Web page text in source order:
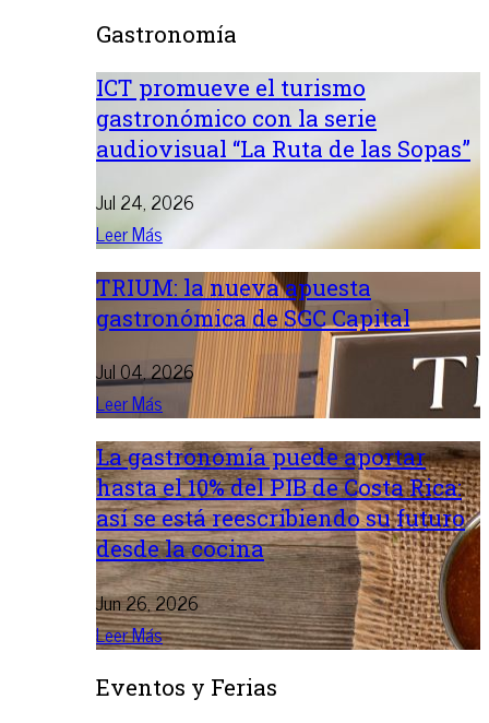
Gastronomía
ICT promueve el turismo
gastronómico con la serie
audiovisual “La Ruta de las Sopas”
Jul 24, 2026
Leer Más
TRIUM: la nueva apuesta
gastronómica de SGC Capital
Jul 04, 2026
Leer Más
La gastronomía puede aportar
hasta el 10% del PIB de Costa Rica:
así se está reescribiendo su futuro
desde la cocina
Jun 26, 2026
Leer Más
Eventos y Ferias